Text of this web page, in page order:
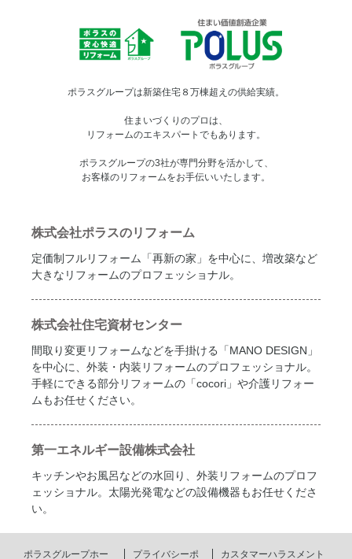
ポラスグループは新築住宅８万棟超えの供給実績。
住まいづくりのプロは、
リフォームのエキスパートでもあります。
ポラスグループの3社が専門分野を活かして、
お客様のリフォームをお手伝いいたします。
株式会社ポラスのリフォーム
定価制フルリフォーム「再新の家」を中心に、増改築など
大きなリフォームのプロフェッショナル。
株式会社住宅資材センター
間取り変更リフォームなどを手掛ける「MANO DESIGN」
を中心に、外装・内装リフォームのプロフェッショナル。
手軽にできる部分リフォームの「cocori」や介護リフォー
ムもお任せください。
第一エネルギー設備株式会社
キッチンやお風呂などの水回り、外装リフォームのプロフ
ェッショナル。太陽光発電などの設備機器もお任せくださ
い。
ポラスグループホー プライバシーポ カスタマーハラスメント